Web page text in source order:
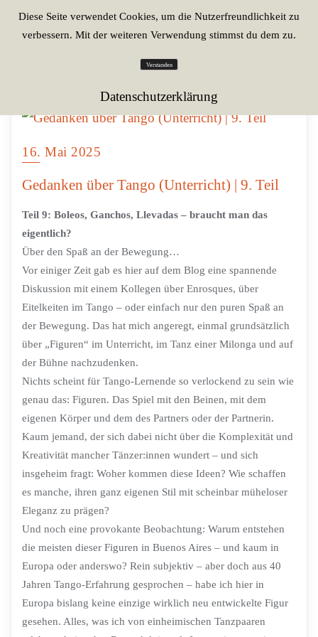
16. Mai 2025
Gedanken über Tango (Unterricht) | 9. Teil
Teil 9: Boleos, Ganchos, Llevadas – braucht man das
eigentlich?
Über den Spaß an der Bewegung…
Vor einiger Zeit gab es hier auf dem Blog eine spannende
Diskussion mit einem Kollegen über Enrosques, über
Eitelkeiten im Tango – oder einfach nur den puren Spaß an
der Bewegung. Das hat mich angeregt, einmal grundsätzlich
über „Figuren“ im Unterricht, im Tanz einer Milonga und auf
der Bühne nachzudenken.
Nichts scheint für Tango-Lernende so verlockend zu sein wie
genau das: Figuren. Das Spiel mit den Beinen, mit dem
eigenen Körper und dem des Partners oder der Partnerin.
Kaum jemand, der sich dabei nicht über die Komplexität und
Kreativität mancher Tänzer:innen wundert – und sich
insgeheim fragt: Woher kommen diese Ideen? Wie schaffen
es manche, ihren ganz eigenen Stil mit scheinbar müheloser
Eleganz zu prägen?
Und noch eine provokante Beobachtung: Warum entstehen
die meisten dieser Figuren in Buenos Aires – und kaum in
Europa oder anderswo? Rein subjektiv – aber doch aus 40
Jahren Tango-Erfahrung gesprochen – habe ich hier in
Europa bislang keine einzige wirklich neu entwickelte Figur
gesehen. Alles, was ich von einheimischen Tanzpaaren
Diese Seite verwendet Cookies, um die Nutzerfreundlichkeit zu
verbessern. Mit der weiteren Verwendung stimmst du dem zu.
Verstanden
Datenschutzerklärung